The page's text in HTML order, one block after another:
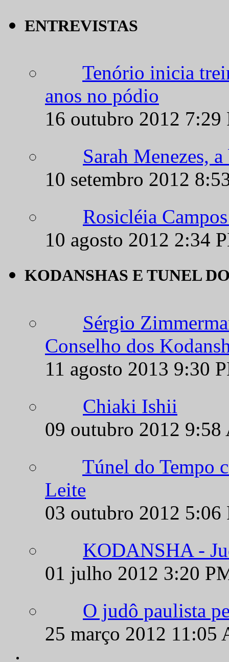
ENTREVISTAS
Tenório inicia
anos no pódio
16 outubro 2012
Sarah Menezes,
10 setembro 2012
Rosicléia
10 agosto 2012 2:34
KODANSHAS E TUNEL
Sérgio
Conselho dos
11 agosto 2013 9:30
Chiaki Ishii
09 outubro 2012
Túnel do Tempo
Leite
03 outubro 2012
KODANSHA -
01 julho 2012 3:20
O judô paulista
25 março 2012